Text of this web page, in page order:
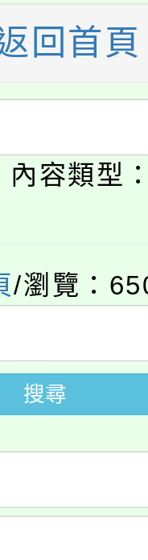
輔導中心
參加。
影音徵
活動海報
。
年度學生
參觀特色
計畫」
育部表揚
獻獎」
學年度第
甄選結果(
險知識
甄選結果(
學年度第
甄選結果(
大學推廣
通分析基
導、社會
參加。
府辦理
影音徵選
活動海報
。
年度學生
參觀特色
計畫」
育部表揚
獻獎」
回首頁
容類型
/瀏覽：
搜尋